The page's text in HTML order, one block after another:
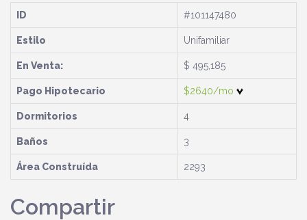
ID #101147480
Estilo Unifamiliar
En Venta: $ 495,185
Pago Hipotecario $2640/mo
Dormitorios 4
Baños 3
Área Construída 2293
Compartir